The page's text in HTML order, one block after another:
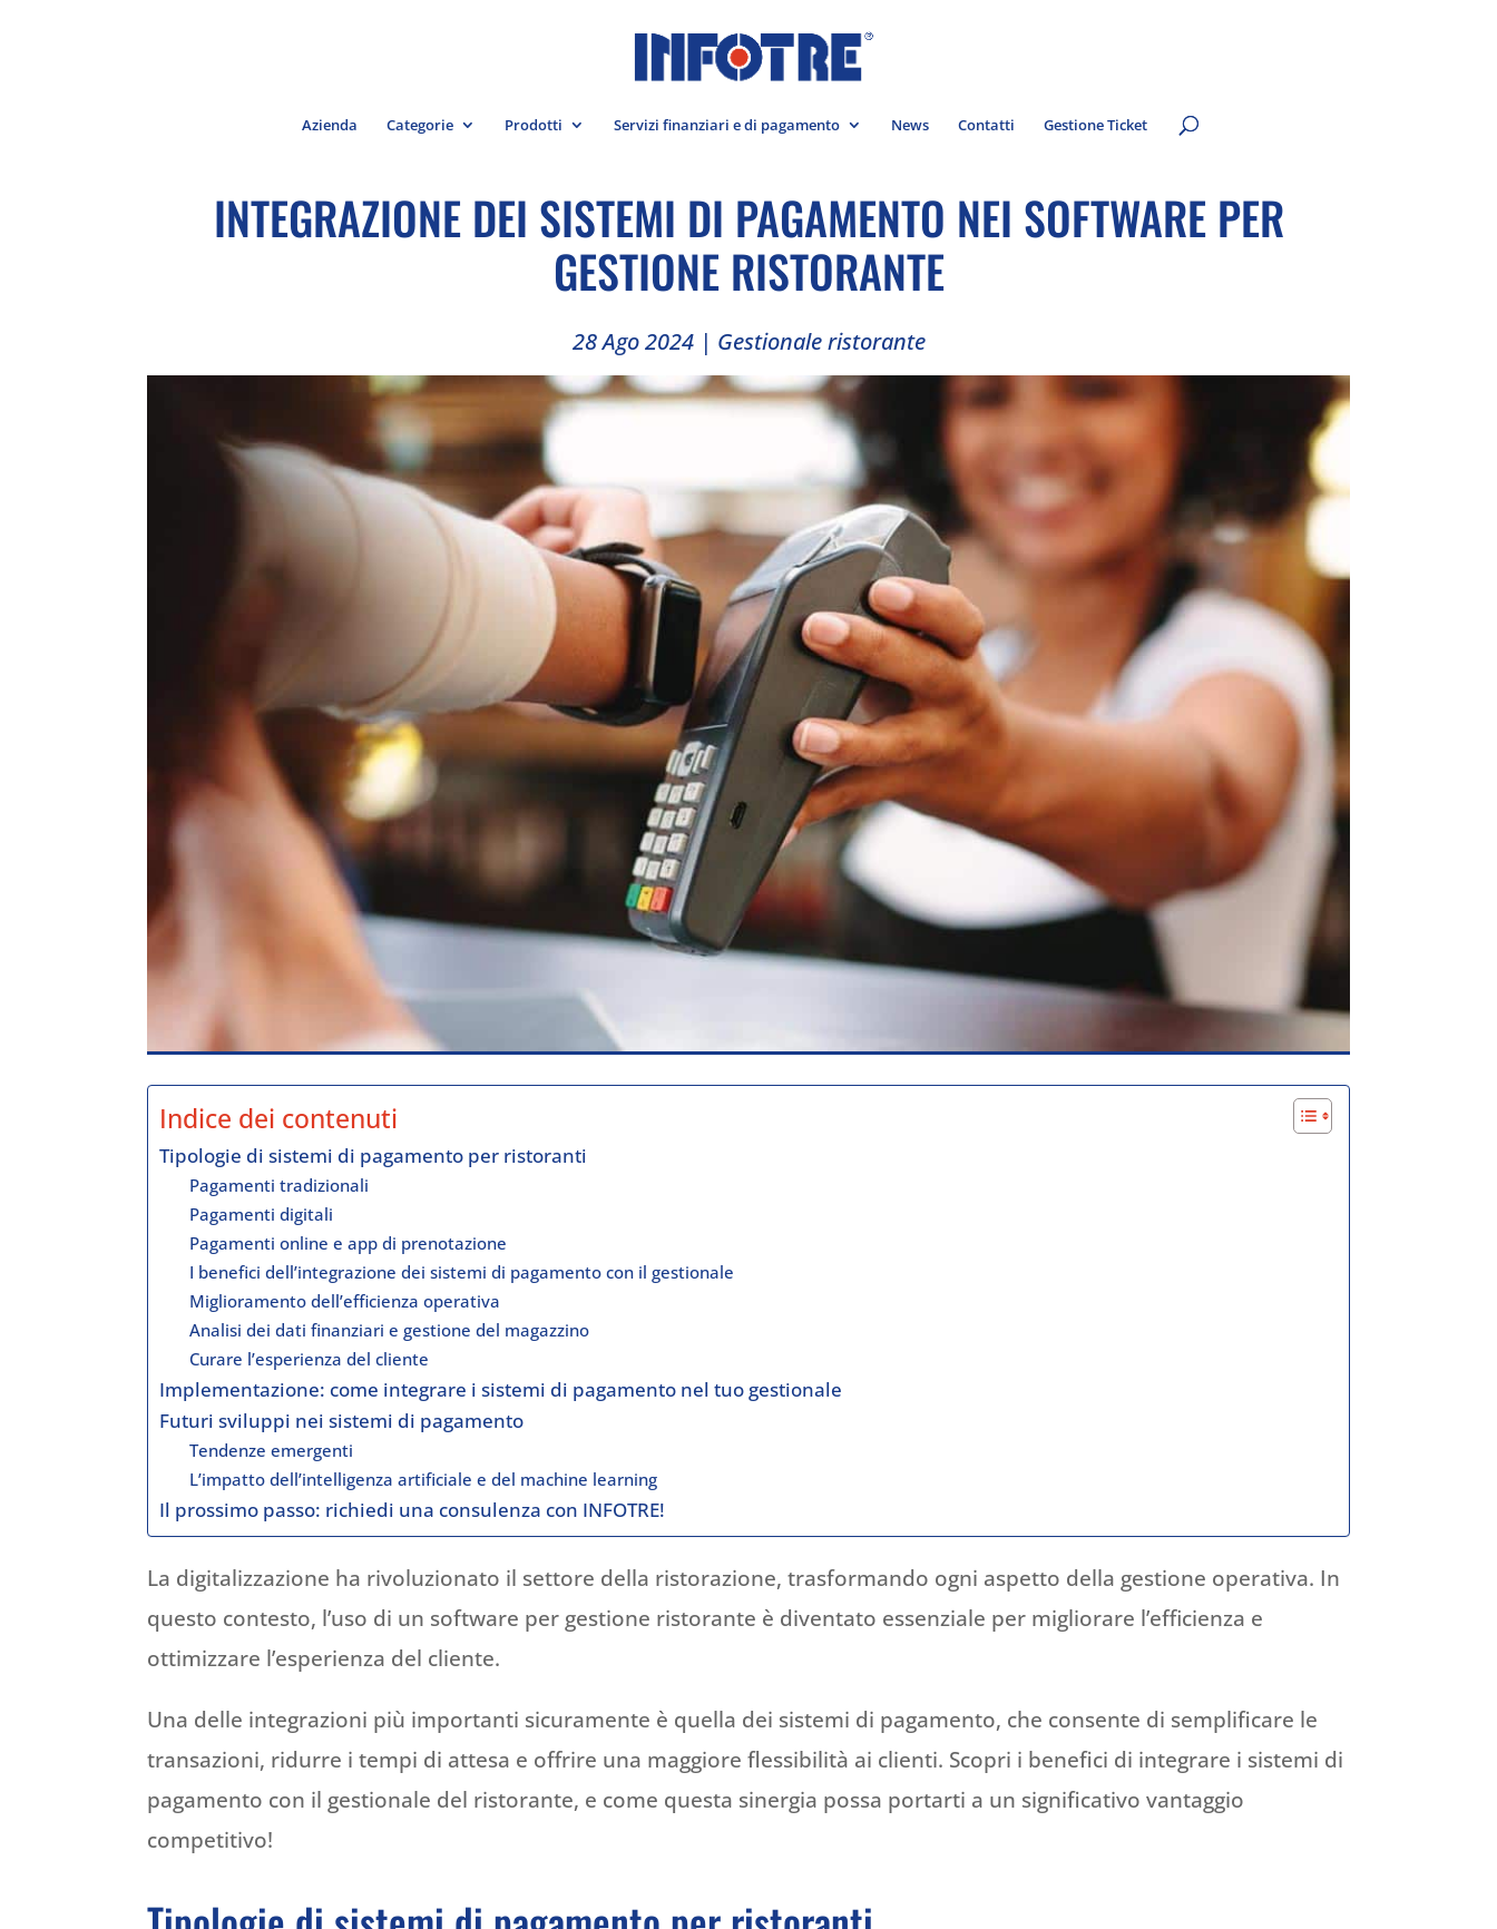
Azienda Categorie Prodotti Servizi finanziari e di pagamento News Contatti Gestione Ticket
INTEGRAZIONE DEI SISTEMI DI PAGAMENTO NEI SOFTWARE PER
GESTIONE RISTORANTE
28 Ago 2024| Gestionale ristorante
Indice dei contenuti
Tipologie di sistemi di pagamento per ristoranti
Pagamenti tradizionali
Pagamenti digitali
Pagamenti online e app di prenotazione
I benefici dell’integrazione dei sistemi di pagamento con il gestionale
Miglioramento dell’efficienza operativa
Analisi dei dati finanziari e gestione del magazzino
Curare l’esperienza del cliente
Implementazione: come integrare i sistemi di pagamento nel tuo gestionale
Futuri sviluppi nei sistemi di pagamento
Tendenze emergenti
L’impatto dell’intelligenza artificiale e del machine learning
Il prossimo passo: richiedi una consulenza con INFOTRE!
La digitalizzazione ha rivoluzionato il settore della ristorazione, trasformando ogni aspetto della gestione operativa. In
questo contesto, l’uso di un software per gestione ristorante è diventato essenziale per migliorare l’efficienza e
ottimizzare l’esperienza del cliente.
Una delle integrazioni più importanti sicuramente è quella dei sistemi di pagamento, che consente di semplificare le
transazioni, ridurre i tempi di attesa e offrire una maggiore flessibilità ai clienti. Scopri i benefici di integrare i sistemi di
pagamento con il gestionale del ristorante, e come questa sinergia possa portarti a un significativo vantaggio
competitivo!